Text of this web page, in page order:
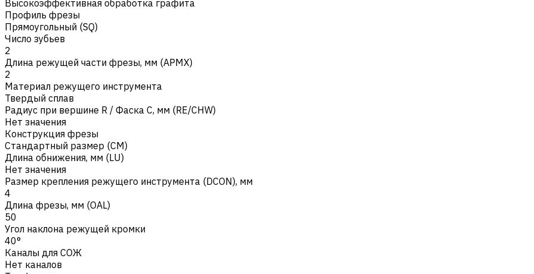
Высокоэффективная обработка графита
Профиль фрезы
Прямоугольный (SQ)
Число зубьев
2
Длина режущей части фрезы, мм (APMX)
2
Материал режущего инструмента
Твердый сплав
Радиус при вершине R / Фаска C, мм (RE/CHW)
Нет значения
Конструкция фрезы
Стандартный размер (CM)
Длина обнижения, мм (LU)
Нет значения
Размер крепления режущего инструмента (DCON), мм
4
Длина фрезы, мм (OAL)
50
Угол наклона режущей кромки
40°
Каналы для СОЖ
Нет каналов